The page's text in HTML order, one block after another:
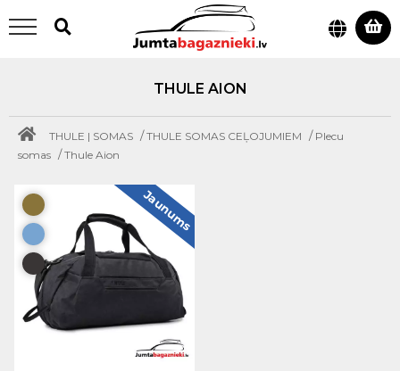
THULE AION
THULE | SOMAS /THULE SOMAS CEĻOJUMIEM / Plecu
somas /Thule Aion
Jaunums